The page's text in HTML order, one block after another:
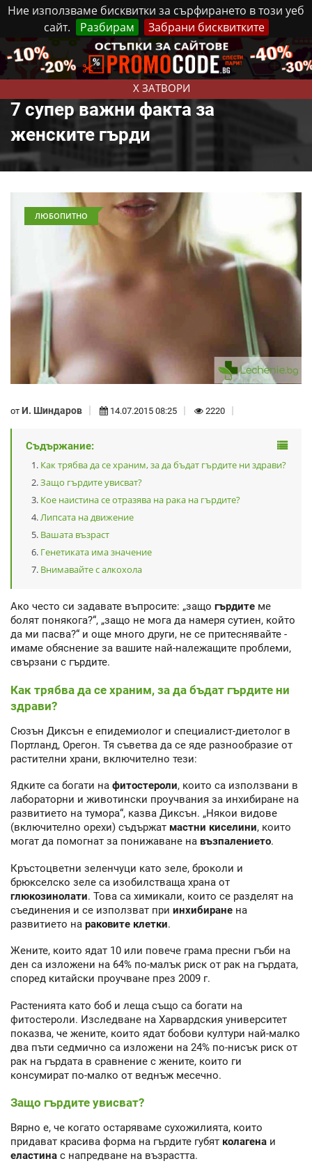
Ние използваме бисквитки за сърфирането в този уеб
сайт.
Разбирам Забрани бисквитките
X ЗАТВОРИ
Петък, 7 Август, 2026 Реклама Контакти
7 супер важни факта за
женските гърди
ЛЮБОПИТНО
от И. Шиндаров 14.07.2015 08:25 2220
Съдържание:
Как трябва да се храним, за да бъдат гърдите ни здрави?
Защо гърдите увисват?
Кое наистина се отразява на рака на гърдите?
Липсата на движение
Вашата възраст
Генетиката има значение
Внимавайте с алкохола
Ако често си задавате въпросите: „защо гърдите ме
болят понякога?“, „защо не мога да намеря сутиен, който
да ми пасва?“ и още много други, не се притеснявайте -
имаме обяснение за вашите най-належащите проблеми,
свързани с гърдите.
Как трябва да се храним, за да бъдат гърдите ни
здрави?
Сюзън Диксън е епидемиолог и специалист-диетолог в
Портланд, Орегон. Тя съветва да се яде разнообразие от
растителни храни, включително тези:
Ядките са богати на фитостероли, които са използвани в
лабораторни и животински проучвания за инхибиране на
развитието на тумора“, казва Диксън. „Някои видове
(включително орехи) съдържат мастни киселини, които
могат да помогнат за понижаване на възпалението.
Кръстоцветни зеленчуци като зеле, броколи и
брюкселско зеле са изобилстваща храна от
глюкозинолати. Това са химикали, които се разделят на
съединения и се използват при инхибиране на
развитието на раковите клетки.
Жените, които ядат 10 или повече грама пресни гъби на
ден са изложени на 64% по-малък риск от рак на гърдата,
според китайски проучване през 2009 г.
Растенията като боб и леща също са богати на
фитостероли. Изследване на Харвардския университет
показва, че жените, които ядат бобови култури най-малко
два пъти седмично са изложени на 24% по-нисък риск от
рак на гърдата в сравнение с жените, които ги
консумират по-малко от веднъж месечно.
Защо гърдите увисват?
Вярно е, че когато остаряваме сухожилията, които
придават красива форма на гърдите губят колагена и
еластина с напредване на възрастта.